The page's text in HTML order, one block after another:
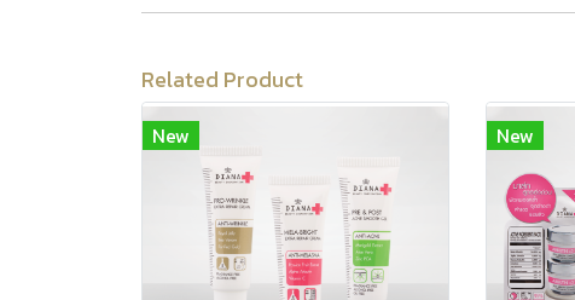
Related Product
New New